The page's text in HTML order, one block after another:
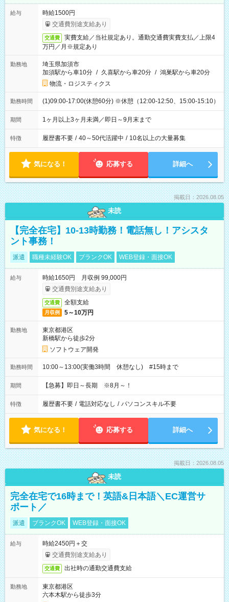
給与
時給1500円
交通費別途支給あり
交通費
実費支給／当社規定あり。通勤交通費実費支払／上限4
万円／月※規定あり
勤務地
埼玉県加須市
加須駅から車10分 / 久喜駅から車20分 / 鴻巣駅から車20分
物流・ロジスティクス
勤務時間 (1)09:00-17:00(休憩60分) ※休憩（12:00-12:50、15:00-15:10）
期間 1ヶ月以上3ヶ月未満／即日～9月末まで
特徴 履歴書不要 / 40～50代活躍中 / 10名以上の大量募集
気になる！ 応募する 詳細へ
掲載日：2026.08.05
未読
【完全在宅】10-13時勤務！電話無し！アシスタ
ント事務！
派遣 職種未経験OK ブランクOK WEB登録・面接OK
給与
時給1650円 月収例 99,000円
交通費別途支給あり
交通費 全額支給
月収例 5～10万円
勤務地
東京都港区
新橋駅から徒歩2分
ソフトウェア開発
勤務時間 10:00～13:00(実働3時間 休憩なし) #15時まで
期間 【急募】即日～長期 ※8月～！
特徴 履歴書不要 / 電話対応なし / パソコンスキル不要
気になる！ 応募する 詳細へ
掲載日：2026.08.05
未読
完全在宅で16時まで！英語&日本語＼EC運営サ
ポート／
派遣 ブランクOK WEB登録・面接OK
給与
時給2450円＋交
交通費別途支給あり
交通費 出社時の通勤交通費支給
勤務地
東京都港区
六本木駅から徒歩3分